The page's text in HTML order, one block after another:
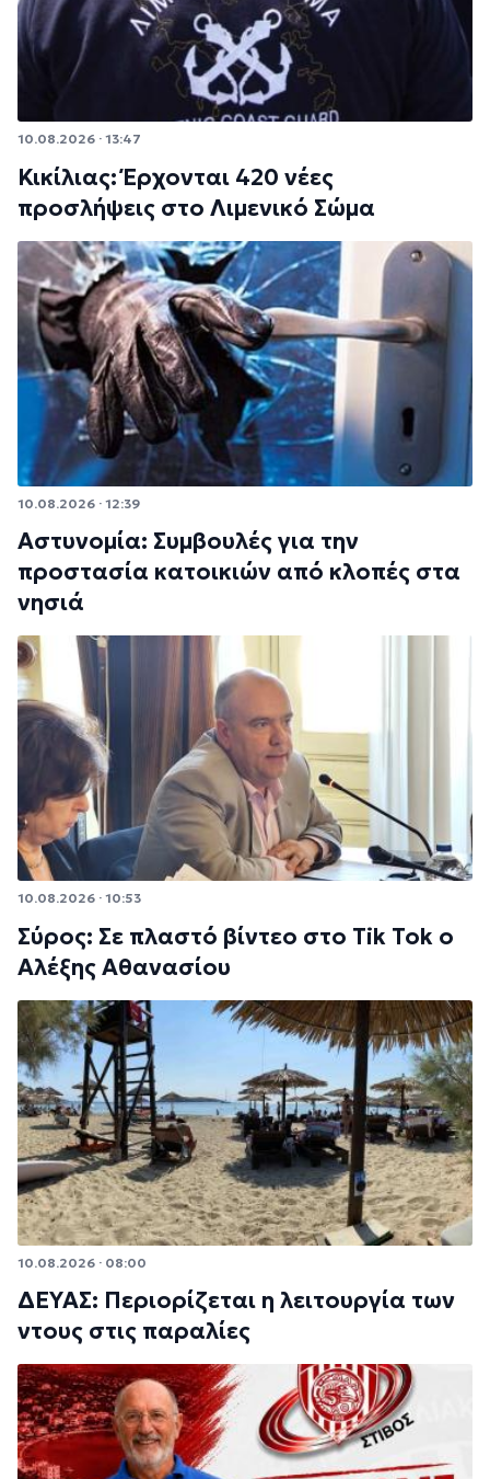
10.08.2026 · 13:47
Κικίλιας: Έρχονται 420 νέες
προσλήψεις στο Λιμενικό Σώμα
10.08.2026 · 12:39
Αστυνομία: Συμβουλές για την
προστασία κατοικιών από κλοπές στα
νησιά
10.08.2026 · 10:53
Σύρος: Σε πλαστό βίντεο στο Tik Tok ο
Αλέξης Αθανασίου
10.08.2026 · 08:00
ΔΕΥΑΣ: Περιορίζεται η λειτουργία των
ντους στις παραλίες